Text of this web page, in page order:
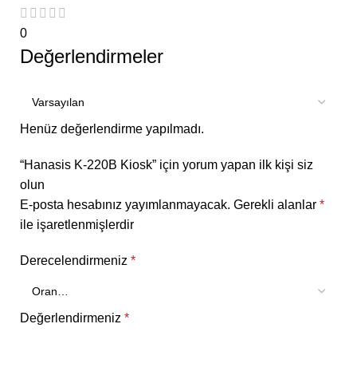
0
Değerlendirmeler
Henüz değerlendirme yapılmadı.
“Hanasis K-220B Kiosk” için yorum yapan ilk kişi siz
olun
E-posta hesabınız yayımlanmayacak. Gerekli alanlar *
ile işaretlenmişlerdir
Derecelendirmeniz *
Değerlendirmeniz *